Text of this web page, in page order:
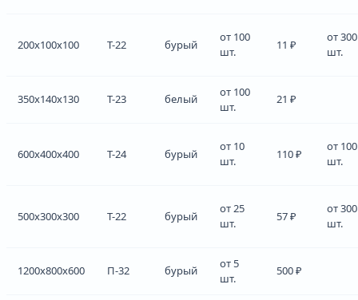
200x100x100 Т-22 бурый
от 100
шт.
11 ₽
от 300
шт.
350x140x130 Т-23 белый
от 100
шт.
21 ₽
600x400x400 Т-24 бурый
от 10
шт.
110 ₽
от 100
шт.
500x300x300 Т-22 бурый
от 25
шт.
57 ₽
от 300
шт.
1200x800x600 П-32 бурый
от 5
шт.
500 ₽